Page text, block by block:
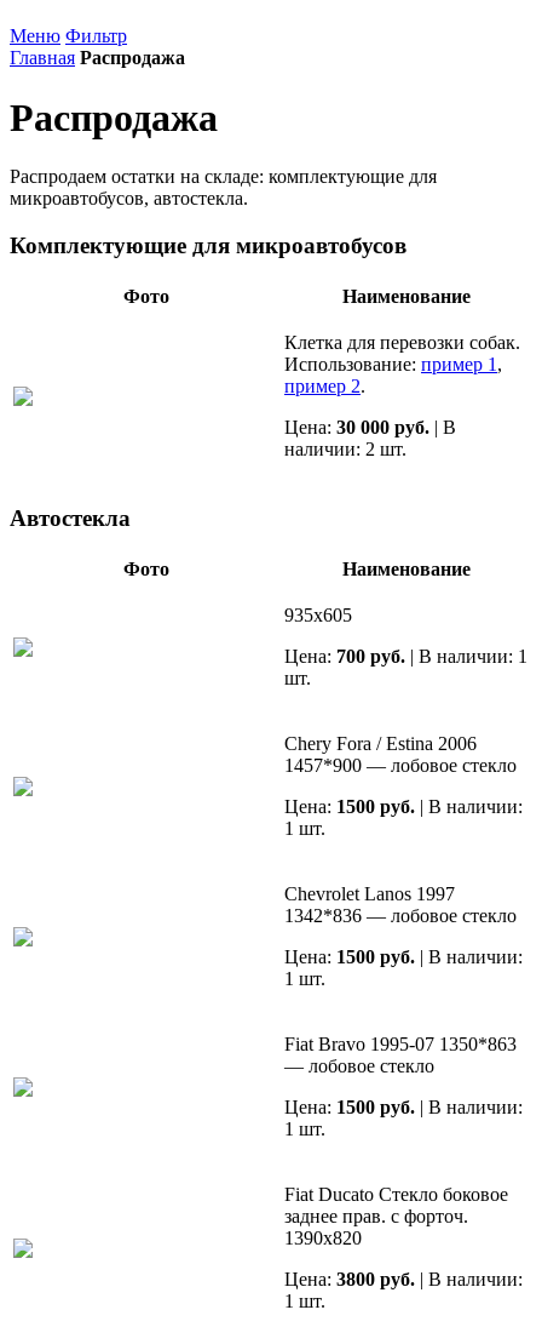
Меню Фильтр
Главная Распродажа
Распродажа
Распродаем остатки на складе: комплектующие для
микроавтобусов, автостекла.
Комплектующие для микроавтобусов
Фото Наименование
Клетка для перевозки собак.
Использование: пример 1 ,
пример 2.
Цена: 30 000 руб. | В
наличии: 2 шт.
Автостекла
Фото Наименование
935х605
Цена: 700 руб. | В наличии: 1
шт.
Chery Fora / Estina 2006
1457*900 — лобовое стекло
Цена: 1500 руб. | В наличии:
1 шт.
Chevrolet Lanos 1997
1342*836 — лобовое стекло
Цена: 1500 руб. | В наличии:
1 шт.
Fiat Bravo 1995-07 1350*863
— лобовое стекло
Цена: 1500 руб. | В наличии:
1 шт.
Fiat Ducato Cтекло боковое
заднее прав. с форточ.
1390х820
Цена: 3800 руб. | В наличии:
1 шт.